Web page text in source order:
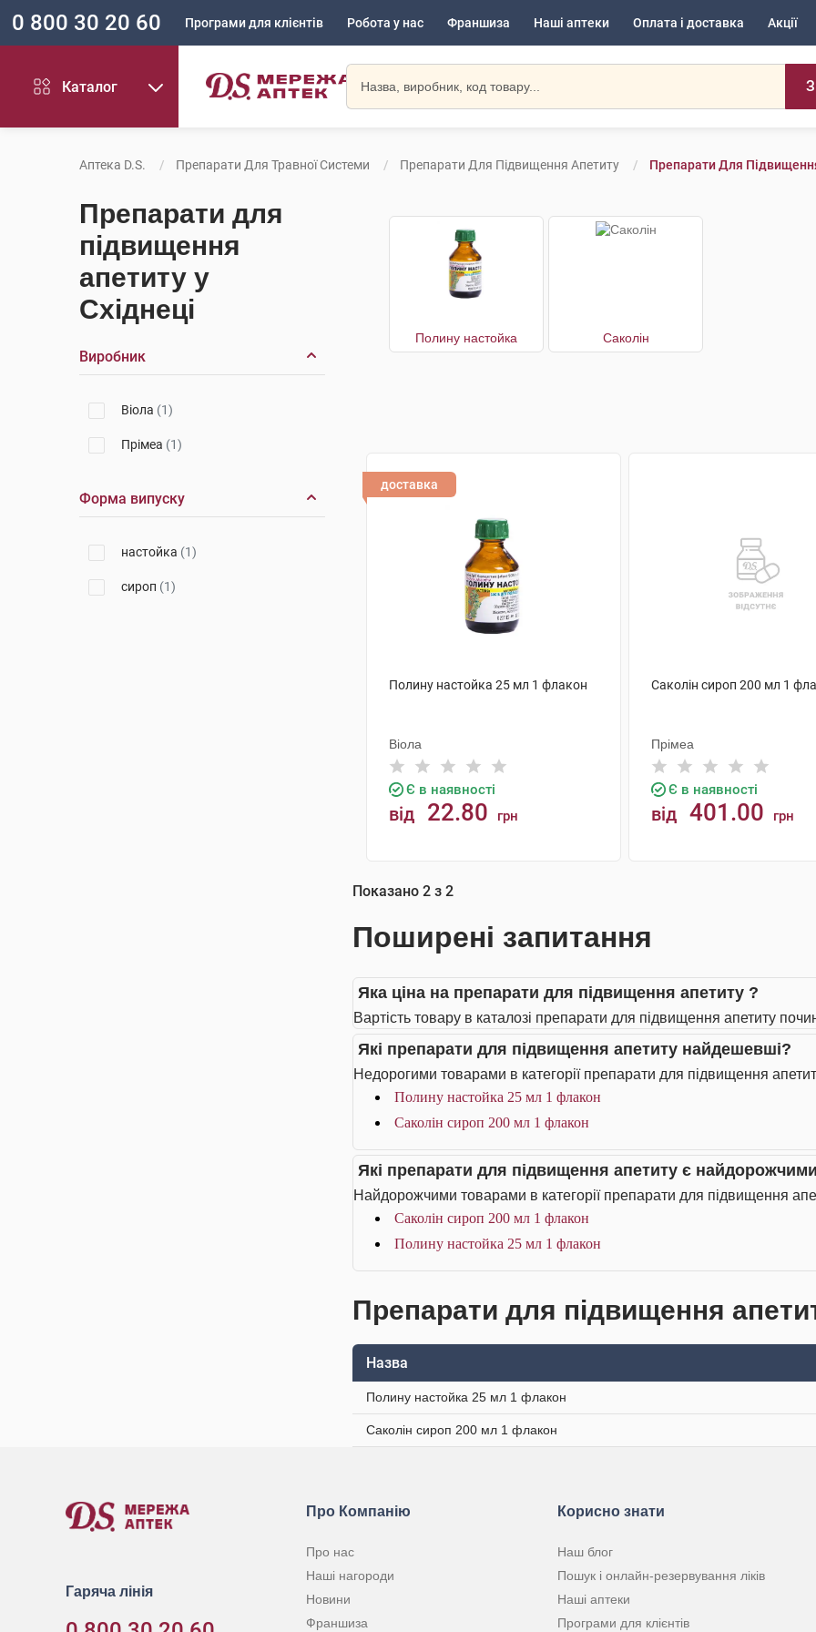
0 800 30 20 60 Програми для клієнтів Робота у нас Франшиза Наші аптеки Оплата і доставка Акції
Каталог
Аптека D.S. Препарати Для Травної Системи Препарати Для Підвищення Апетиту Препарати Для
Препарати для
підвищення
апетиту у
Східнеці
Виробник
Віола (1)
Прімеа (1)
Форма випуску
настойка (1)
сироп (1)
Полину настойка Саколін
доставка
Полину настойка 25 мл 1 флакон
Віола
Є в наявності
від 22.80 грн
Саколін сироп 200 мл 1
Прімеа
Є в наявності
від 401.00 грн
Показано 2 з 2
Поширені запитання
Яка ціна на препарати для підвищення апетиту ?
Вартість товару в каталозі препарати для підвищення апетиту
Які препарати для підвищення апетиту найдешевші?
Недорогими товарами в категорії препарати для підвищення
Полину настойка 25 мл 1 флакон
Саколін сироп 200 мл 1 флакон
Які препарати для підвищення апетиту є
Найдорожчими товарами в категорії препарати для підвищення
Саколін сироп 200 мл 1 флакон
Полину настойка 25 мл 1 флакон
Препарати для підвищення
Назва
Полину настойка 25 мл 1 флакон
Саколін сироп 200 мл 1 флакон
Гаряча лінія
Про Компанію
Про нас
Наші нагороди
Новини
Франшиза
Корисно знати
Наш блог
Пошук і онлайн-резервування ліків
Наші аптеки
Програми для клієнтів